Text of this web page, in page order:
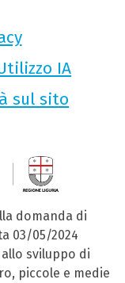
IA
sul sito
domanda di
03/05/2024
sviluppo di
piccole e medie